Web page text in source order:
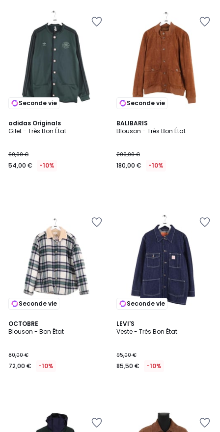
Seconde vie
adidas Originals
Gilet - Très Bon État
60,00 €
54,00 € -10%
Seconde vie
BALIBARIS
Blouson - Très Bon État
200,00 €
180,00 € -10%
Seconde vie
OCTOBRE
Blouson - Bon État
80,00 €
72,00 € -10%
Seconde vie
LEVI'S
Veste - Très Bon État
95,00 €
85,50 € -10%